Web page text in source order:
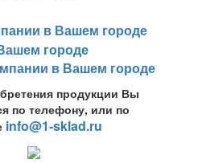
продукции Вы
по телефону, или по
info@1-sklad.ru